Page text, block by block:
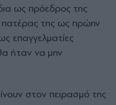
ως πρόεδρος της
πατέρας της ως πρώην
επαγγελματίες
ήταν να μην
στον πειρασμό της